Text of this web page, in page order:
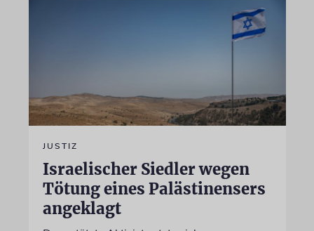
JUSTIZ
Israelischer Siedler wegen
Tötung eines Palästinensers
angeklagt